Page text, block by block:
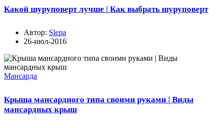
Какой шуруповерт лучше | Как выбрать шуруповерт
Автор: Slepa
26-июл-2016
Мансарда
Крыша мансардного типа своими руками | Виды
мансардных крыш